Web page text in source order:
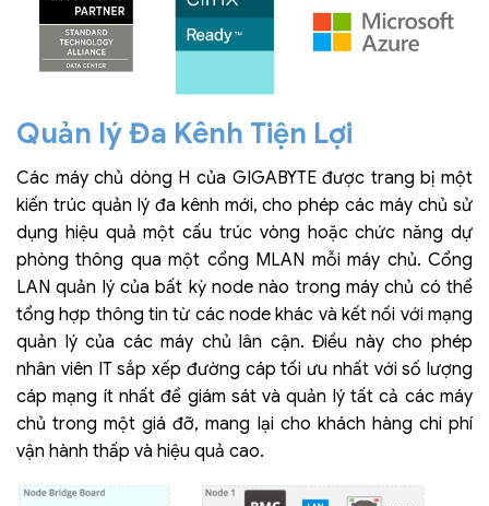
Quản lý Đa Kênh Tiện Lợi
Các máy chủ dòng H của GIGABYTE được trang bị một
kiến trúc quản lý đa kênh mới, cho phép các máy chủ sử
dụng hiệu quả một cấu trúc vòng hoặc chức năng dự
phòng thông qua một cổng MLAN mỗi máy chủ. Cổng
LAN quản lý của bất kỳ node nào trong máy chủ có thể
tổng hợp thông tin từ các node khác và kết nối với mạng
quản lý của các máy chủ lân cận. Điều này cho phép
nhân viên IT sắp xếp đường cáp tối ưu nhất với số lượng
cáp mạng ít nhất để giám sát và quản lý tất cả các máy
chủ trong một giá đỡ, mang lại cho khách hàng chi phí
vận hành thấp và hiệu quả cao.